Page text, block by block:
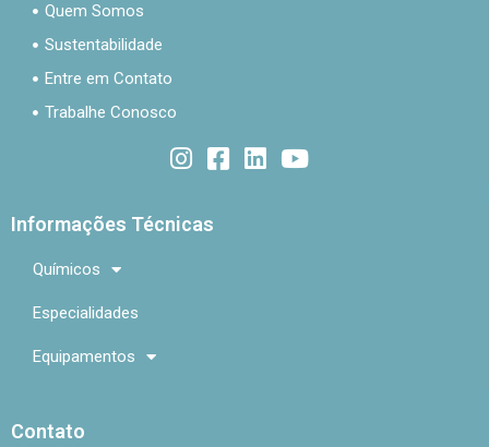
Quem Somos
Sustentabilidade
Entre em Contato
Trabalhe Conosco
Informações Técnicas
Químicos
Especialidades
Equipamentos
Contato